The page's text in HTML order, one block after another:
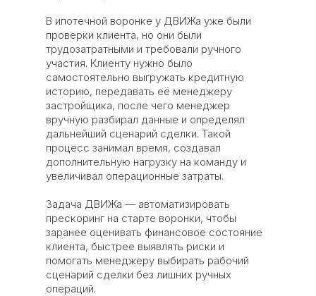
В ипотечной воронке у ДВИЖа уже были
проверки клиента, но они были
трудозатратными и требовали ручного
участия. Клиенту нужно было
самостоятельно выгружать кредитную
историю, передавать её менеджеру
застройщика, после чего менеджер
вручную разбирал данные и определял
дальнейший сценарий сделки. Такой
процесс занимал время, создавал
дополнительную нагрузку на команду и
увеличивал операционные затраты.
Задача ДВИЖа — автоматизировать
прескоринг на старте воронки, чтобы
заранее оценивать финансовое состояние
клиента, быстрее выявлять риски и
помогать менеджеру выбирать рабочий
сценарий сделки без лишних ручных
операций.